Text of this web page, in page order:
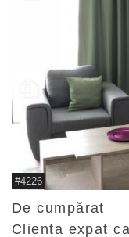
#4226
De cumpărat
Clienta expat